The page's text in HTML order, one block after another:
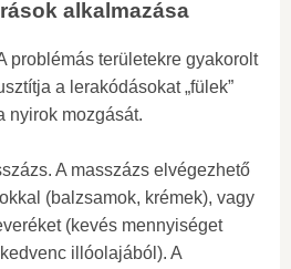
alkalmazása
problémás területekre gyakorolt
a lerakódásokat „fülek”
nyirok mozgását.
A masszázs elvégezhető
(balzsamok, krémek), vagy
(kevés mennyiséget
illóolajából). A